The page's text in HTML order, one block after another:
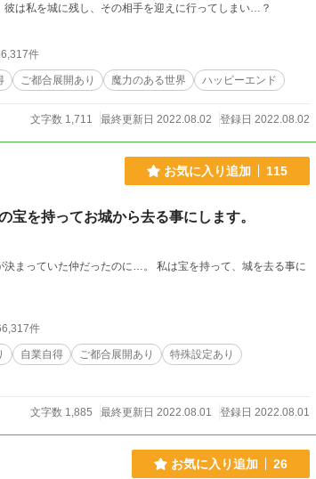
は私を城に残し、その相手を迎えに行ってしまい…？
件
ご都合展開あり 魔力のある世界 ハッピーエンド
文字数 1,711 最終更新日 2022.08.02 登録日 2022.08.02
お気に入り追加 115
を持ってお城から去る事にします。
まっていた仲だったのに…。 私は宝を持って、城を去る事に
件
自業自得 ご都合展開あり
特殊設定あり
文字数 1,885 最終更新日 2022.08.01 登録日 2022.08.01
お気に入り追加 26